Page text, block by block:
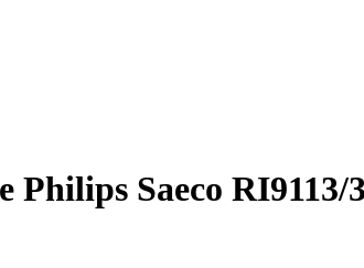
Philips Saeco RI9113/